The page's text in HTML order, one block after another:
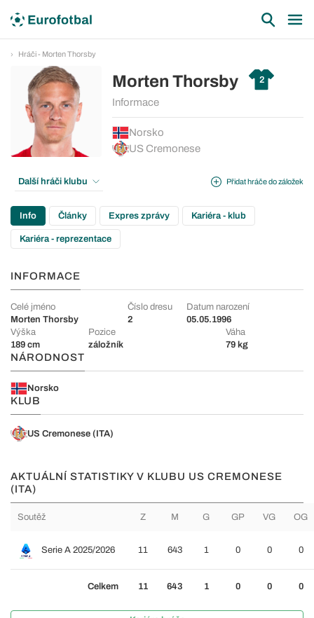
Hráči - Morten Thorsby
Morten Thorsby 2
Informace
Norsko
US Cremonese
Přidat hráče do záložek
Další hráči klubu
Info Články Expres zprávy Kariéra - klub
Kariéra - reprezentace
INFORMACE
Celé jméno
Morten Thorsby
Číslo dresu
2
Datum narození
05.05.1996
Výška
189 cm
Pozice
záložník
Váha
79 kg
NÁRODNOST
Norsko
KLUB
US Cremonese (ITA)
AKTUÁLNÍ STATISTIKY V KLUBU US CREMONESE
(ITA)
Soutěž Z M G GP VG OG
Serie A 2025/2026 11 643 1 0 0 0
Celkem 11 643 1 0 0 0